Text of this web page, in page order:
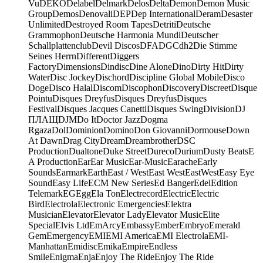
VuDEKODelabelDelmarkDelosDeltaDemonDemon Music
GroupDemosDenovaliDEPDep InternationalDeramDesaster
UnlimitedDestroyed Room TapesDetritiDeutsche
GrammophonDeutsche Harmonia MundiDeutscher
SchallplattenclubDevil DiscosDFADGCdh2Die Stimme
Seines HerrnDifferentDiggers
FactoryDimensionsDindiscDine AloneDinoDirty HitDirty
WaterDisc JockeyDischordDiscipline Global MobileDisco
DogeDisco HalalDiscomDiscophonDiscoveryDiscreetDisque
PointuDisques DreyfusDisques DreyfusDisques
FestivalDisques Jacques CanettiDisques SwingDivisionDJ
ПЛАЩDJMDo ItDoctor JazzDogma
RgazaDolDominionDominoDon GiovanniDormouseDown
At DawnDrag CityDreamDreambrotherDSC
ProductionDualtoneDuke StreetDurecoDuriumDusty BeatsE
A ProductionEarEar MusicEar-MusicEaracheEarly
SoundsEarmarkEarthEast / WestEast WestEastWestEasy Eye
SoundEasy LifeECM New SeriesEd BangerEdelEdition
TelemarkEGEggEla TonElectrecordElectricElectric
BirdElectrolaElectronic EmergenciesElektra
MusicianElevatorElevator LadyElevator MusicElite
SpecialElvis LtdEmArcyEmbassyEmberEmbryoEmerald
GemEmergencyEMIEMI AmericaEMI ElectrolaEMI-
ManhattanEmidiscEmikaEmpireEndless
SmileEnigmaEnjaEnjoy The RideEnjoy The Ride